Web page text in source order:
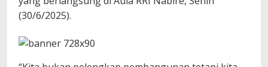
(30/6/2025).